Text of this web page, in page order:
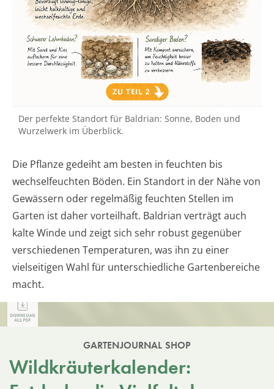
Der perfekte Standort für Baldrian: Sonne, Boden und
Wurzelwerk im Überblick.
Die Pflanze gedeiht am besten in feuchten bis
wechselfeuchten Böden. Ein Standort in der Nähe von
Gewässern oder regelmäßig feuchten Stellen im
Garten ist daher vorteilhaft. Baldrian verträgt auch
kalte Winde und zeigt sich sehr robust gegenüber
verschiedenen Temperaturen, was ihn zu einer
vielseitigen Wahl für unterschiedliche Gartenbereiche
macht.
GARTENJOURNAL SHOP
Wildkräuterkalender: